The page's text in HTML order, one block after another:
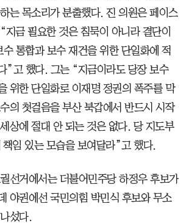
는 목소리가 분출했다. 진 의원은 페이스
지금 필요한 것은 침묵이 아니라 결단이
통합과 보수 재건을 위한 단일화에 적
”고 했다. 그는 “지금이라도 당장 보수
위한 단일화로 이재명 정권의 폭주를 막
의 첫걸음을 부산 북갑에서 반드시 시작
상에 절대 안 되는 것은 없다. 당 지도부
임 있는 모습을 보여달라”고 했다.
선거에서는 더불어민주당 하정우 후보가
야권에선 국민의힘 박민식 후보와 무소
섰다.